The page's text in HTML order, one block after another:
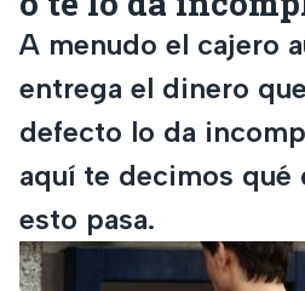
A menudo el cajero
entrega el dinero
defecto lo da
aquí te decimos qué
esto pasa.